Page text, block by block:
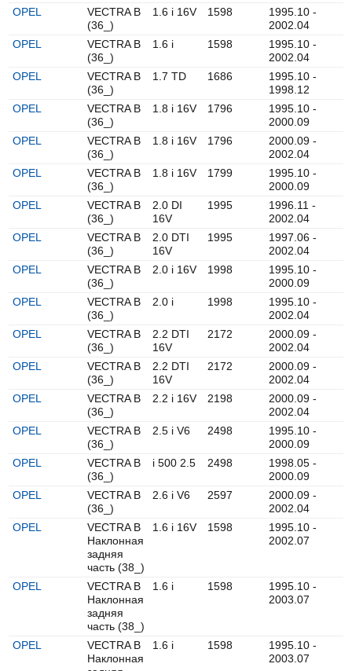
OPEL
VECTRA B
(36_)
1.6 i 16V 1598
1995.10 -
2002.04
OPEL
VECTRA B
(36_)
1.6 i 1598
1995.10 -
2002.04
OPEL
VECTRA B
(36_)
1.7 TD 1686
1995.10 -
1998.12
OPEL
VECTRA B
(36_)
1.8 i 16V 1796
1995.10 -
2000.09
OPEL
VECTRA B
(36_)
1.8 i 16V 1796
2000.09 -
2002.04
OPEL
VECTRA B
(36_)
1.8 i 16V 1799
1995.10 -
2000.09
OPEL
VECTRA B
(36_)
2.0 DI
16V
1995
1996.11 -
2002.04
OPEL
VECTRA B
(36_)
2.0 DTI
16V
1995
1997.06 -
2002.04
OPEL
VECTRA B
(36_)
2.0 i 16V 1998
1995.10 -
2000.09
OPEL
VECTRA B
(36_)
2.0 i 1998
1995.10 -
2002.04
OPEL
VECTRA B
(36_)
2.2 DTI
16V
2172
2000.09 -
2002.04
OPEL
VECTRA B
(36_)
2.2 DTI
16V
2172
2000.09 -
2002.04
OPEL
VECTRA B
(36_)
2.2 i 16V 2198
2000.09 -
2002.04
OPEL
VECTRA B
(36_)
2.5 i V6 2498
1995.10 -
2000.09
OPEL
VECTRA B
(36_)
i 500 2.5 2498
1998.05 -
2000.09
OPEL
VECTRA B
(36_)
2.6 i V6 2597
2000.09 -
2002.04
OPEL
VECTRA B
Наклонная
задняя
часть (38_)
1.6 i 16V 1598
1995.10 -
2002.07
OPEL
VECTRA B
Наклонная
задняя
часть (38_)
1.6 i 1598
1995.10 -
2003.07
OPEL
VECTRA B
Наклонная
1.6 i 1598
1995.10 -
2003.07